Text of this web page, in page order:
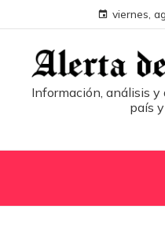
viernes,
Información, análisis
país